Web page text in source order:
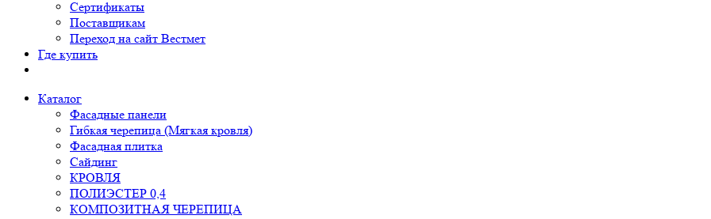
Сертификаты
Поставщикам
Переход на сайт Вестмет
Где купить
Каталог
Фасадные панели
Гибкая черепица (Мягкая кровля)
Фасадная плитка
Сайдинг
КРОВЛЯ
ПОЛИЭСТЕР 0,4
КОМПОЗИТНАЯ ЧЕРЕПИЦА